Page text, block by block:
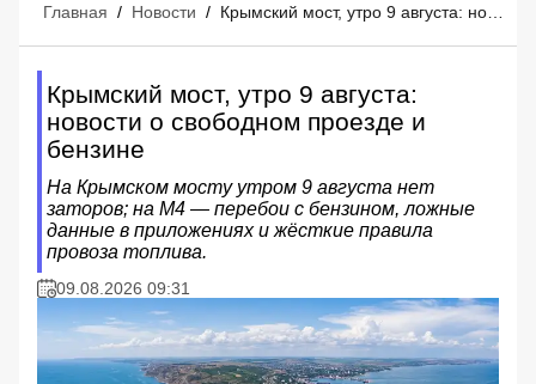
Главная / Новости /
Крымский мост, утро 9 августа:
новости о свободном проезде и
бензине
На Крымском мосту утром 9 августа нет
заторов; на М4 — перебои с бензином, ложные
данные в приложениях и жёсткие правила
провоза топлива.
09.08.2026 09:31